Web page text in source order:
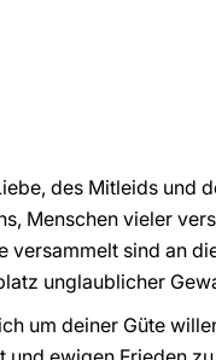
des Mitleids und
Menschen vieler
versammelt sind an
unglaublicher
um deiner Güte